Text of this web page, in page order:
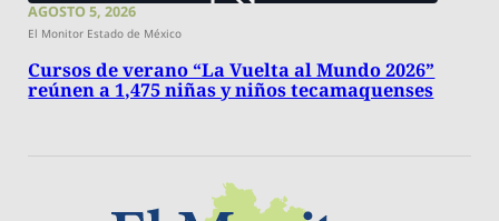
AGOSTO 5, 2026
El Monitor Estado de México
Cursos de verano “La Vuelta al Mundo 2026”
reúnen a 1,475 niñas y niños tecamaquenses